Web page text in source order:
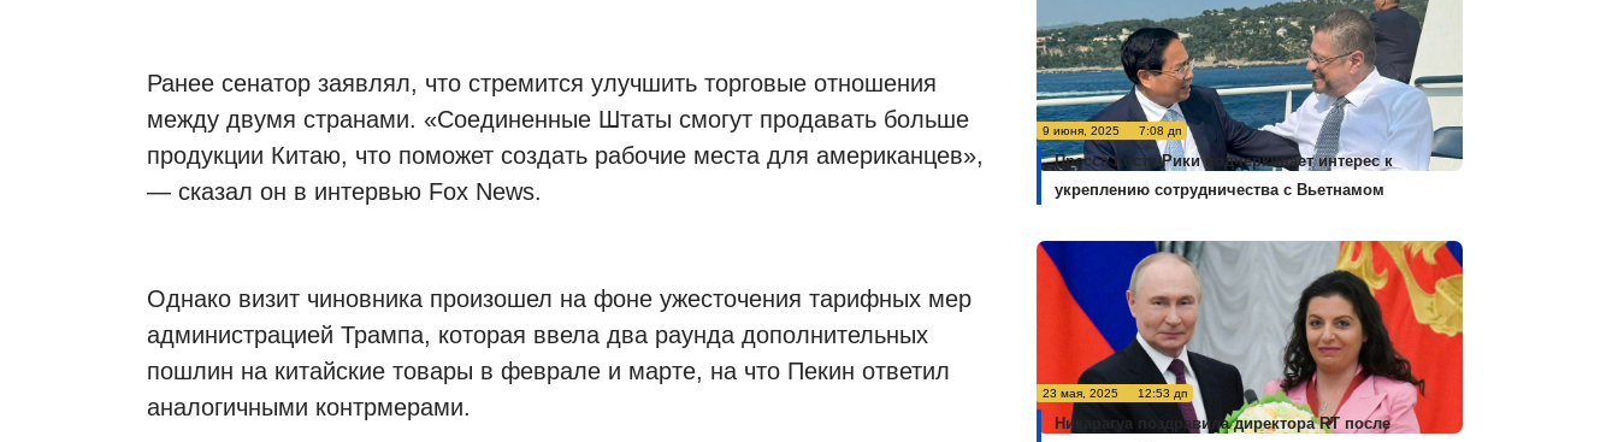
Ранее сенатор заявлял, что стремится улучшить торговые отношения
между двумя странами. «Соединенные Штаты смогут продавать больше
продукции Китаю, что поможет создать рабочие места для американцев»,
— сказал он в интервью Fox News.
Однако визит чиновника произошел на фоне ужесточения тарифных мер
администрацией Трампа, которая ввела два раунда дополнительных
пошлин на китайские товары в феврале и марте, на что Пекин ответил
аналогичными контрмерами.
9 июня, 2025 7:08 дп
Пресса Коста-Рики подчеркивает интерес к
укреплению сотрудничества с Вьетнамом
23 мая, 2025 12:53 дп
Никарагуа поздравила директора RT после